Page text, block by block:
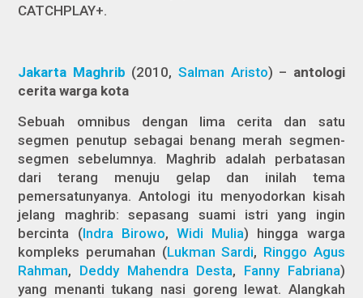
CATCHPLAY+.
Jakarta Maghrib (2010,Salman Aristo) – antologi
cerita warga kota
Sebuah omnibus dengan lima cerita dan satu
segmen penutup sebagai benang merah segmen-
segmen sebelumnya. Maghrib adalah perbatasan
dari terang menuju gelap dan inilah tema
pemersatunyanya. Antologi itu menyodorkan kisah
jelang maghrib: sepasang suami istri yang ingin
bercinta (Indra Birowo, Widi Mulia) hingga warga
kompleks perumahan (Lukman Sardi, Ringgo Agus
Rahman, Deddy Mahendra Desta, Fanny Fabriana)
yang menanti tukang nasi goreng lewat. Alangkah